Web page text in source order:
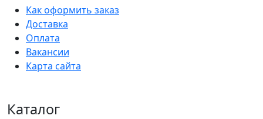
Как оформить заказ
Доставка
Оплата
Вакансии
Карта сайта
Каталог